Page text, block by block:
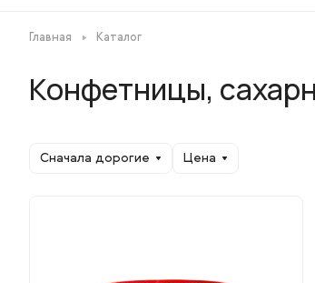
Главная Каталог
Конфетницы,
Сначала дорогие Цена